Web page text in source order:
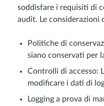
soddisfare i requisiti di
audit. Le considerazioni
Politiche di
siano conservati per
Controlli di accesso:
modificare i dati di
Logging a prova di